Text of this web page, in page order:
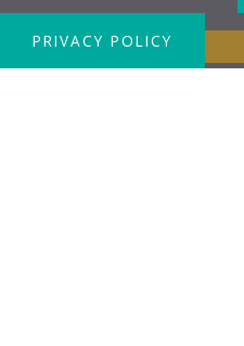
PRIVACY POLICY